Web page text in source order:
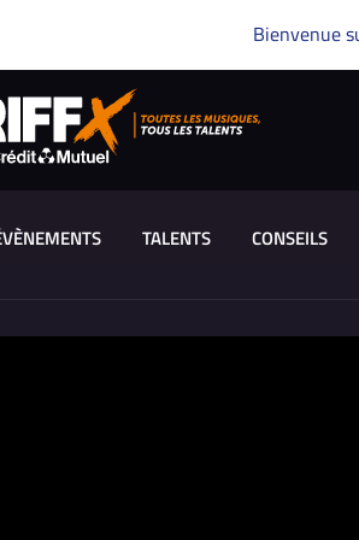
Bienvenue
TALENTS CONSEILS